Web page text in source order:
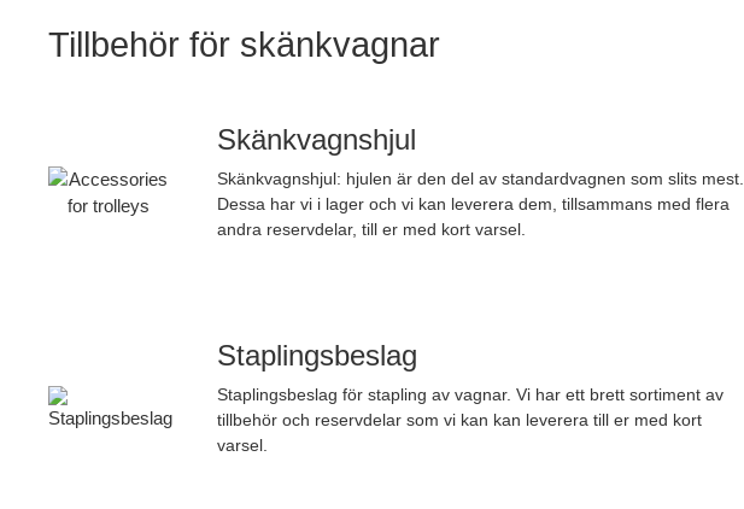
Tillbehör för skänkvagnar
Skänkvagnshjul
Skänkvagnshjul: hjulen är den del av standardvagnen som slits mest.
Dessa har vi i lager och vi kan leverera dem, tillsammans med flera
andra reservdelar, till er med kort varsel.
Staplingsbeslag
Staplingsbeslag för stapling av vagnar. Vi har ett brett sortiment av
tillbehör och reservdelar som vi kan kan leverera till er med kort
varsel.